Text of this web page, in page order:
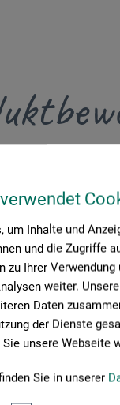
um Inhalte und
und die Zugriffe
zu Ihrer
weiter.
Daten
der Dienste
unsere Webseite
Sie in unserer
Sie die erste
JETZT